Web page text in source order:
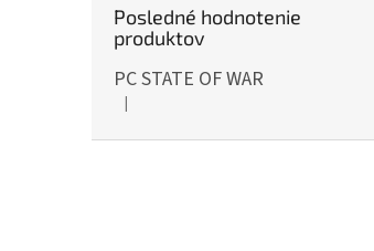
Posledné hodnotenie
produktov
PC STATE OF WAR
Hodnotenie produktu je 5 z 5 hviezdičiek.
|